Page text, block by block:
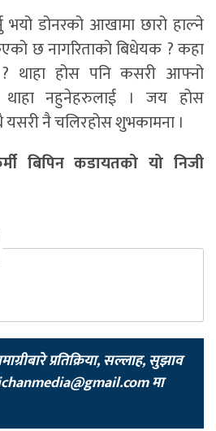
डोनरको आखामा छारो हाल्ने
छ नागरिताको बिधेयक ? कहा
थाहा होस पनि कसरी आफ्नो
नहुनेहरुलाई । जय होस
नै चलिरहोस शुभकामना ।
बिपिन कडायतको यो निजी
प्रतिक्रिया, सल्लाह, सुझाव
मा